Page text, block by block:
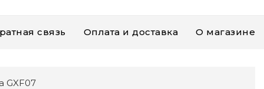
связь Оплата и доставка О магазине
GXF07